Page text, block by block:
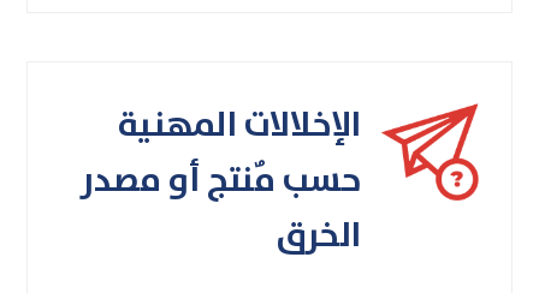
الإخلالات المهنية
حسب مٌنتج أو مصدر
الخرق